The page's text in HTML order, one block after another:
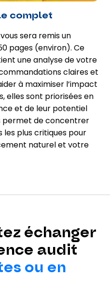
complet
sera remis un
pages (environ). Ce
une analyse de votre
claires et
à maximiser l’impact
elles sont priorisées en
et de leur potentiel
permet de concentrer
les plus critiques pour
naturel et votre
échanger
audit
ou en